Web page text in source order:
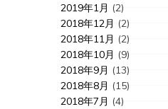
2019年1月 (2)
2018年12月 (2)
2018年11月 (2)
2018年10月 (9)
2018年9月 (13)
2018年8月 (15)
2018年7月 (4)